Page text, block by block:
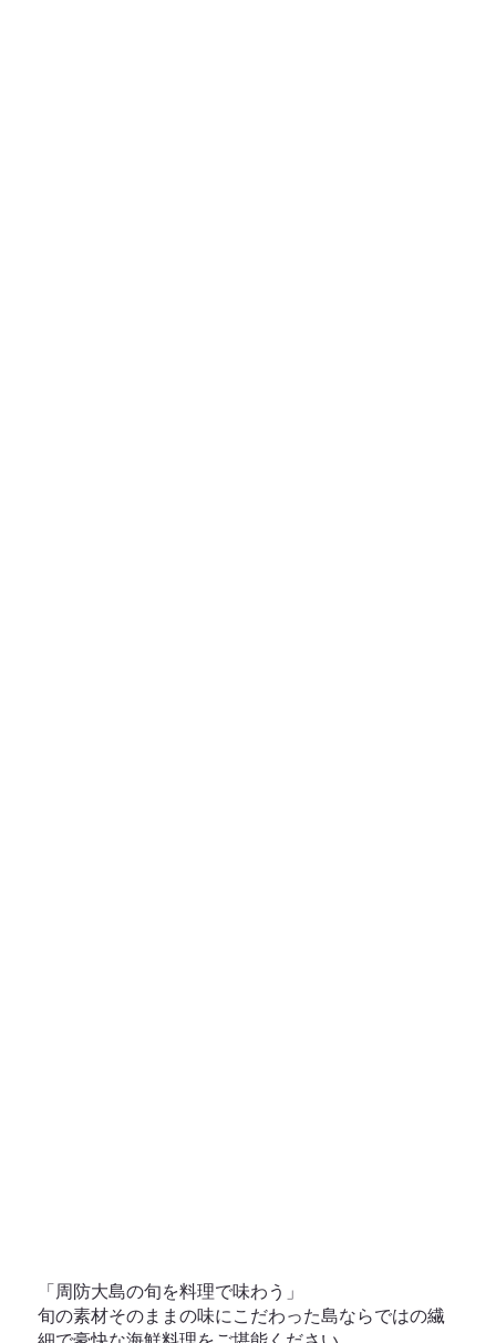
「周防大島の旬を料理で味わう」
旬の素材そのままの味にこだわった島ならではの繊